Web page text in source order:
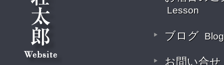
Lesson
ブログ Blog
お問い合せ